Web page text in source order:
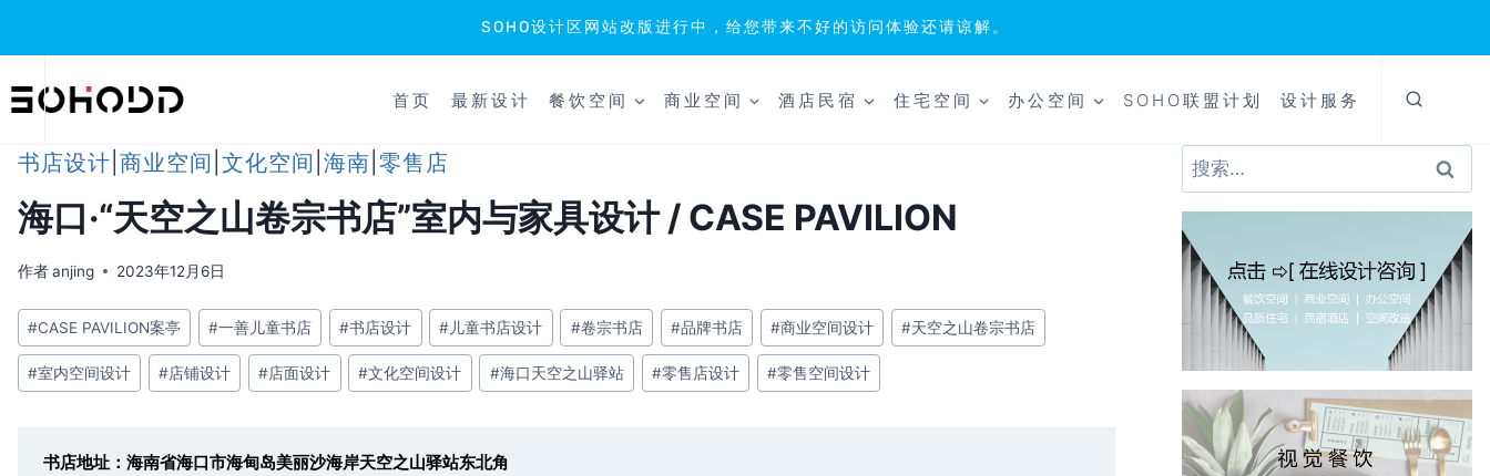
SOHO设计区网站改版进行中，给您带来不好的访问体验还请谅解。
到
首页 最新设计 餐饮空间 商业空间 酒店民宿 住宅空间 办公空间 SOHO联盟计划 设计服务
书店设计 商业空间 文化空间 海南 零售店
海口·“天空之山卷宗书店”室内与家具设计 / CASE PAVILION
作者anjing 2023年12月6日
文
章
标
#CASE PAVILION案亭 #一善儿童书店 #书店设计 #儿童书店设计 #卷宗书店 #品牌书店 #商业空间设计 #天空之山卷宗书店
#室内空间设计 #店铺设计 #店面设计 #文化空间设计 #海口天空之山驿站 #零售店设计 #零售空间设计
书店地址：海南省海口市海甸岛美丽沙海岸天空之山驿站东北角
搜
索：